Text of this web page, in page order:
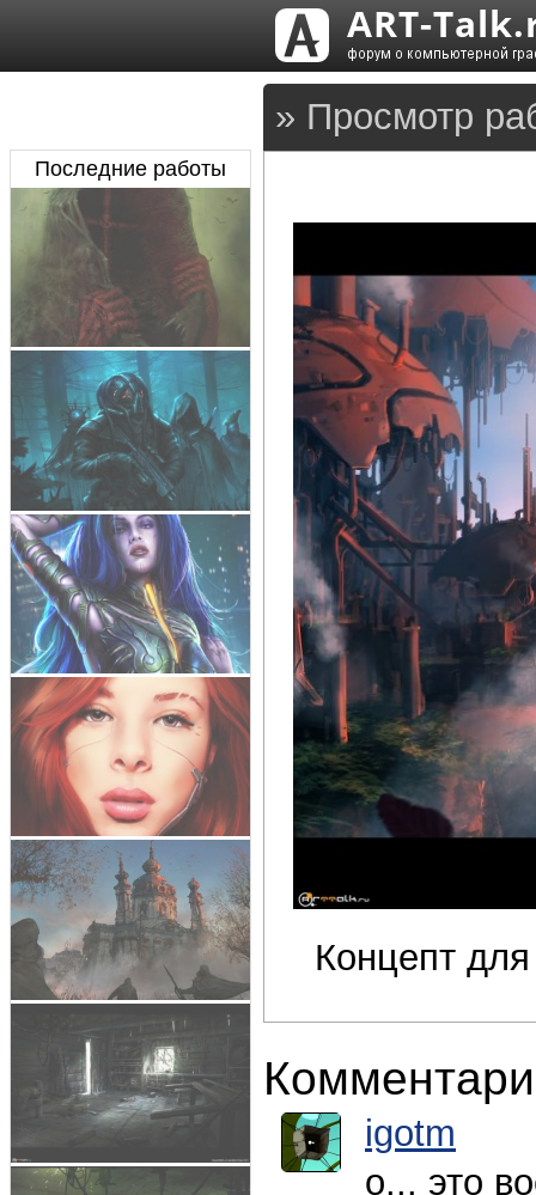
» Просмотр
Концепт
igotm
о... это
Последние работы